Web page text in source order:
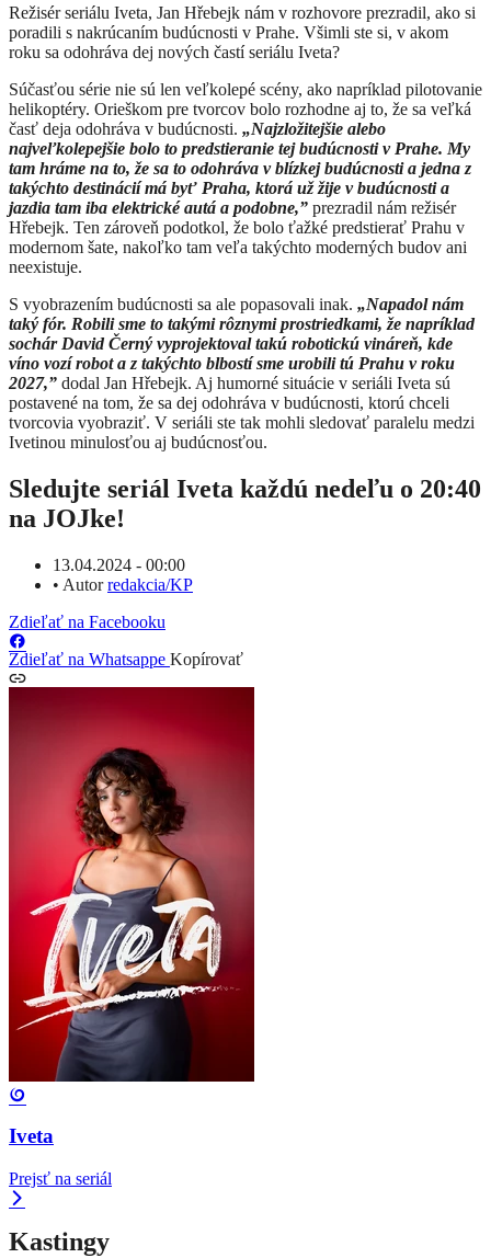
Režisér seriálu Iveta, Jan Hřebejk nám v rozhovore prezradil, ako si
poradili s nakrúcaním budúcnosti v Prahe. Všimli ste si, v akom
roku sa odohráva dej nových častí seriálu Iveta?
Súčasťou série nie sú len veľkolepé scény, ako napríklad pilotovanie
helikoptéry. Orieškom pre tvorcov bolo rozhodne aj to, že sa veľká
časť deja odohráva v budúcnosti. „Najzložitejšie alebo
najveľkolepejšie bolo to predstieranie tej budúcnosti v Prahe. My
tam hráme na to, že sa to odohráva v blízkej budúcnosti a jedna z
takýchto destinácií má byť Praha, ktorá už žije v budúcnosti a
jazdia tam iba elektrické autá a podobne,” prezradil nám režisér
Hřebejk. Ten zároveň podotkol, že bolo ťažké predstierať Prahu v
modernom šate, nakoľko tam veľa takýchto moderných budov ani
neexistuje.
S vyobrazením budúcnosti sa ale popasovali inak. „Napadol nám
taký fór. Robili sme to takými rôznymi prostriedkami, že napríklad
sochár David Černý vyprojektoval takú robotickú vináreň, kde
víno vozí robot a z takýchto blbostí sme urobili tú Prahu v roku
2027,” dodal Jan Hřebejk. Aj humorné situácie v seriáli Iveta sú
postavené na tom, že sa dej odohráva v budúcnosti, ktorú chceli
tvorcovia vyobraziť. V seriáli ste tak mohli sledovať paralelu medzi
Ivetinou minulosťou aj budúcnosťou.
Sledujte seriál Iveta každú nedeľu o 20:40
na JOJke!
13.04.2024 - 00:00
• Autorredakcia/KP
Zdieľať na Facebooku
Zdieľať na Whatsappe Kopírovať
Iveta
Prejsť na seriál
Kastingy